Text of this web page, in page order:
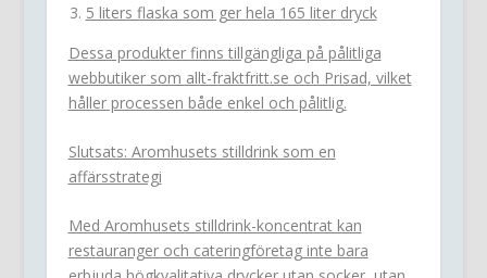
5 liters flaska som ger hela 165 liter dryck
Dessa produkter finns tillgängliga på pålitliga
webbutiker som allt-fraktfritt.se och Prisad, vilket
håller processen både enkel och pålitlig.
Slutsats: Aromhusets stilldrink som en
affärsstrategi
Med Aromhusets stilldrink-koncentrat kan
restauranger och cateringföretag inte bara